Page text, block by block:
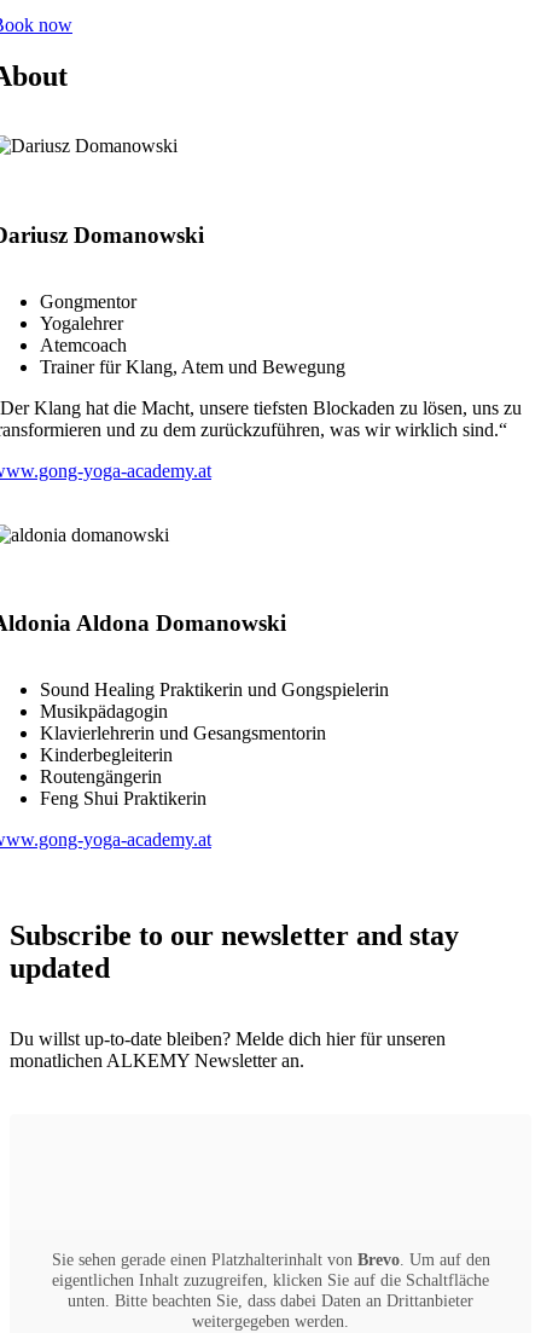
now
Domanowski
Gongmentor
Yogalehrer
Atemcoach
Trainer für Klang, Atem und Bewegung
Klang hat die Macht, unsere tiefsten Blockaden zu lösen, uns zu
und zu dem zurückzuführen, was wir wirklich sind.“
yoga-academy.at
Aldona Domanowski
Sound Healing Praktikerin und Gongspielerin
Musikpädagogin
Klavierlehrerin und Gesangsmentorin
Kinderbegleiterin
Routengängerin
Feng Shui Praktikerin
yoga-academy.at
Subscribe to our newsletter and stay
updated
Du willst up-to-date bleiben? Melde dich hier für unseren
monatlichen ALKEMY Newsletter an.
Sie sehen gerade einen Platzhalterinhalt von Brevo. Um auf den
eigentlichen Inhalt zuzugreifen, klicken Sie auf die Schaltfläche
unten. Bitte beachten Sie, dass dabei Daten an Drittanbieter
weitergegeben werden.